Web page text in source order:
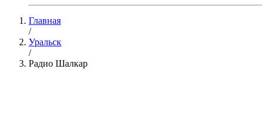
Главная
/
Уральск
/
Радио Шалкар